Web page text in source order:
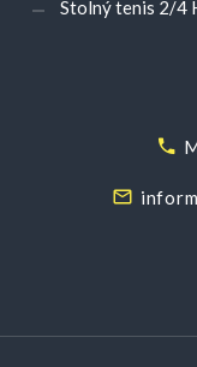
Stolný tenis 2/4